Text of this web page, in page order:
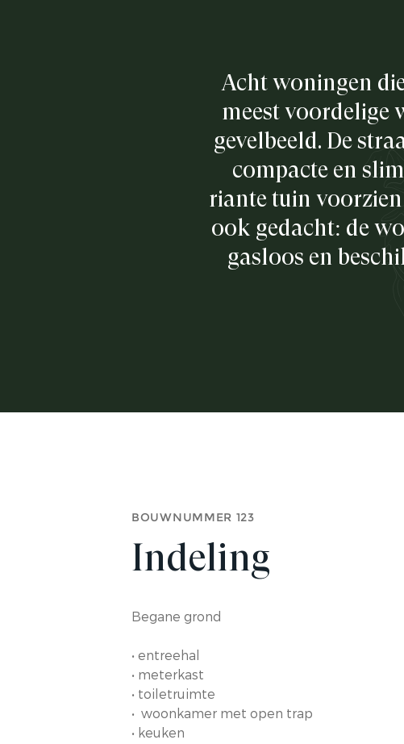
Acht woningen
meest voordelige
gevelbeeld. De
compacte en
riante tuin
ook gedacht: de
gasloos en
BOUWNUMMER 123
Indeling
Begane grond
• entreehal
• meterkast
• toiletruimte
• woonkamer met open trap
• keuken